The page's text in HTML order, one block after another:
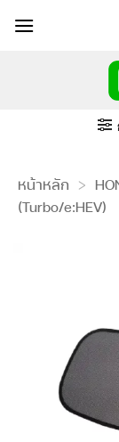
หน้าหลัก >
(Turbo/e:HEV)